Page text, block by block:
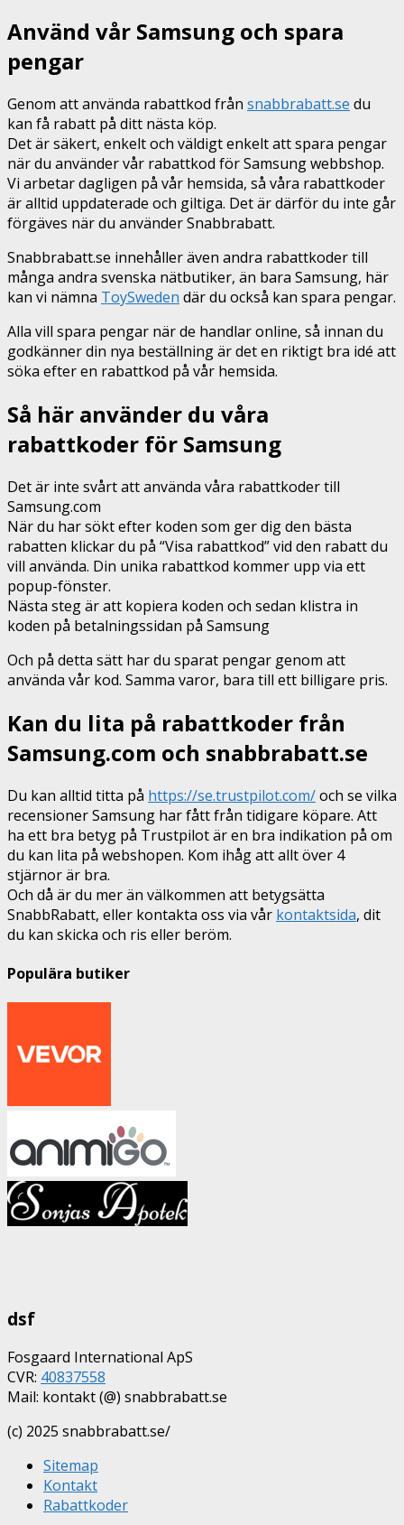
Använd vår Samsung och spara
pengar
Genom att använda rabattkod från snabbrabatt.se du
kan få rabatt på ditt nästa köp.
Det är säkert, enkelt och väldigt enkelt att spara pengar
när du använder vår rabattkod för Samsung webbshop.
Vi arbetar dagligen på vår hemsida, så våra rabattkoder
är alltid uppdaterade och giltiga. Det är därför du inte går
förgäves när du använder Snabbrabatt.
Snabbrabatt.se innehåller även andra rabattkoder till
många andra svenska nätbutiker, än bara Samsung, här
kan vi nämna ToySweden där du också kan spara pengar.
Alla vill spara pengar när de handlar online, så innan du
godkänner din nya beställning är det en riktigt bra idé att
söka efter en rabattkod på vår hemsida.
Så här använder du våra
rabattkoder för Samsung
Det är inte svårt att använda våra rabattkoder till
Samsung.com
När du har sökt efter koden som ger dig den bästa
rabatten klickar du på “Visa rabattkod” vid den rabatt du
vill använda. Din unika rabattkod kommer upp via ett
popup-fönster.
Nästa steg är att kopiera koden och sedan klistra in
koden på betalningssidan på Samsung
Och på detta sätt har du sparat pengar genom att
använda vår kod. Samma varor, bara till ett billigare pris.
Kan du lita på rabattkoder från
Samsung.com och snabbrabatt.se
Du kan alltid titta på https://se.trustpilot.com/och se vilka
recensioner Samsung har fått från tidigare köpare. Att
ha ett bra betyg på Trustpilot är en bra indikation på om
du kan lita på webshopen. Kom ihåg att allt över 4
stjärnor är bra.
Och då är du mer än välkommen att betygsätta
SnabbRabatt, eller kontakta oss via vår kontaktsida, dit
du kan skicka och ris eller beröm.
Populära butiker
dsf
Fosgaard International ApS
CVR: 40837558
Mail: kontakt (@) snabbrabatt.se
(c) 2025 snabbrabatt.se/
Sitemap
Kontakt
Rabattkoder